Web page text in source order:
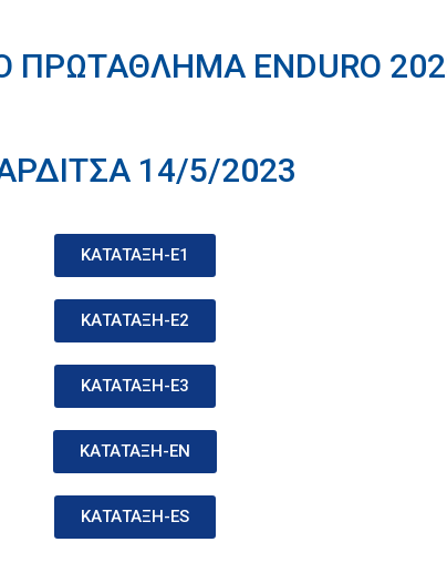
ΠΡΩΤΑΘΛΗΜΑ ENDURO
14/5/2023
ΚΑΤΑΤΑΞΗ-Ε1
ΚΑΤΑΤΑΞΗ-Ε2
ΚΑΤΑΤΑΞΗ-Ε3
ΚΑΤΑΤΑΞΗ-ΕN
ΚΑΤΑΤΑΞΗ-ΕS